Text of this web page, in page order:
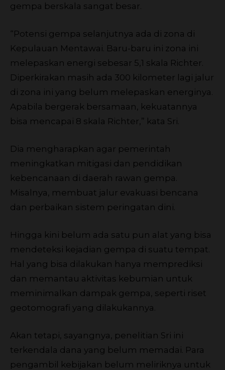
gempa berskala sangat besar.
“Potensi gempa selanjutnya ada di zona di
Kepulauan Mentawai. Baru-baru ini zona ini
melepaskan energi sebesar 5,1 skala Richter.
Diperkirakan masih ada 300 kilometer lagi jalur
di zona ini yang belum melepaskan energinya.
Apabila bergerak bersamaan, kekuatannya
bisa mencapai 8 skala Richter,” kata Sri.
Dia mengharapkan agar pemerintah
meningkatkan mitigasi dan pendidikan
kebencanaan di daerah rawan gempa.
Misalnya, membuat jalur evakuasi bencana
dan perbaikan sistem peringatan dini.
Hingga kini belum ada satu pun alat yang bisa
mendeteksi kejadian gempa di suatu tempat.
Hal yang bisa dilakukan hanya memprediksi
dan memantau aktivitas kebumian untuk
meminimalkan dampak gempa, seperti riset
geotomografi yang dilakukannya.
Akan tetapi, sayangnya, penelitian Sri ini
terkendala dana yang belum memadai. Para
pengambil kebijakan belum meliriknya untuk